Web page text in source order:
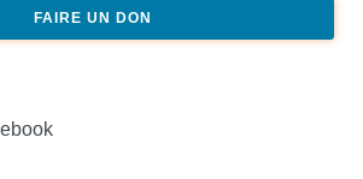
FAIRE UN DON